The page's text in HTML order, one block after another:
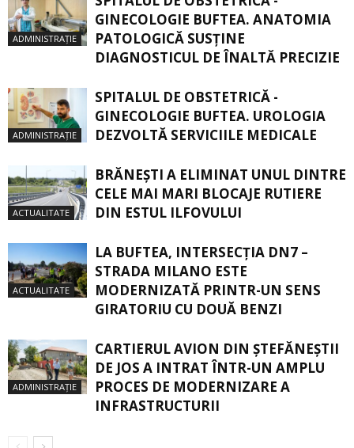
ADMINISTRAȚIE
GINECOLOGIE BUFTEA. ANATOMIA
PATOLOGICĂ SUSŢINE
DIAGNOSTICUL DE ÎNALTĂ PRECIZIE
ADMINISTRAȚIE
SPITALUL DE OBSTETRICĂ -
GINECOLOGIE BUFTEA. UROLOGIA
DEZVOLTĂ SERVICIILE MEDICALE
ACTUALITATE
BRĂNEȘTI A ELIMINAT UNUL DINTRE
CELE MAI MARI BLOCAJE RUTIERE
DIN ESTUL ILFOVULUI
ACTUALITATE
LA BUFTEA, INTERSECŢIA DN7 –
STRADA MILANO ESTE
MODERNIZATĂ PRINTR-UN SENS
GIRATORIU CU DOUĂ BENZI
ADMINISTRAȚIE
CARTIERUL AVION DIN ŞTEFĂNEŞTII
DE JOS A INTRAT ÎNTR-UN AMPLU
PROCES DE MODERNIZARE A
INFRASTRUCTURII